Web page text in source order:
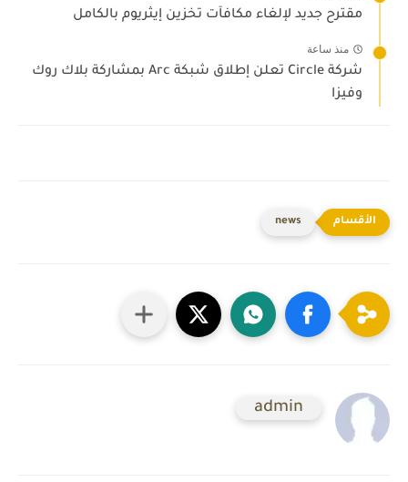
مقترح جديد لإلغاء مكافآت تخزين إيثريوم بالكامل
منذ ساعة
شركة Circle تعلن إطلاق شبكة Arc بمشاركة بلاك روك
وفيزا
news
admin